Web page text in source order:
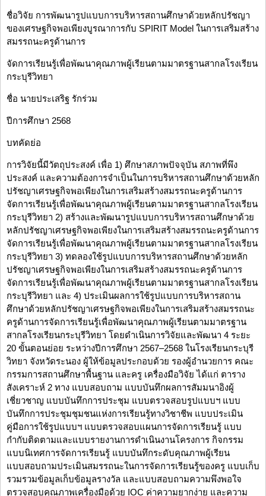
ชื่อวิจัย การพัฒนารูปแบบการบริหารสถานศึกษาด้วยหลักปรัชญา
ของเศรษฐกิจพอเพียงบูรณาการกับ SPIRIT Model ในการเสริมสร้าง
สมรรถนะครูด้านการ
จัดการเรียนรู้เพื่อพัฒนาคุณภาพผู้เรียนตามมาตรฐานสากลโรงเรียน
กระบุรีวิทยา
ชื่อ นายประเสริฐ รักร่วม
ปีการศึกษา 2568
บทคัดย่อ
การวิจัยนี้มีวัตถุประสงค์ เพื่อ 1) ศึกษาสภาพปัจจุบัน สภาพที่พึง
ประสงค์ และความต้องการจำเป็นในการบริหารสถานศึกษาด้วยหลัก
ปรัชญาเศรษฐกิจพอเพียงในการเสริมสร้างสมรรถนะครูด้านการ
จัดการเรียนรู้เพื่อพัฒนาคุณภาพผู้เรียนตามมาตรฐานสากลโรงเรียน
กระบุรีวิทยา 2) สร้างและพัฒนารูปแบบการบริหารสถานศึกษาด้วย
หลักปรัชญาเศรษฐกิจพอเพียงในการเสริมสร้างสมรรถนะครูด้านการ
จัดการเรียนรู้เพื่อพัฒนาคุณภาพผู้เรียนตามมาตรฐานสากลโรงเรียน
กระบุรีวิทยา 3) ทดลองใช้รูปแบบการบริหารสถานศึกษาด้วยหลัก
ปรัชญาเศรษฐกิจพอเพียงในการเสริมสร้างสมรรถนะครูด้านการ
จัดการเรียนรู้เพื่อพัฒนาคุณภาพผู้เรียนตามมาตรฐานสากลโรงเรียน
กระบุรีวิทยา และ 4) ประเมินผลการใช้รูปแบบการบริหารสถาน
ศึกษาด้วยหลักปรัชญาเศรษฐกิจพอเพียงในการเสริมสร้างสมรรถนะ
ครูด้านการจัดการเรียนรู้เพื่อพัฒนาคุณภาพผู้เรียนตามมาตรฐาน
สากลโรงเรียนกระบุรีวิทยา โดยดำเนินการวิจัยและพัฒนา 4 ระยะ
20 ขั้นตอนย่อย ระหว่างปีการศึกษา 2567–2568 ในโรงเรียนกระบุรี
วิทยา จังหวัดระนอง ผู้ให้ข้อมูลประกอบด้วย รองผู้อำนวยการ คณะ
กรรมการสถานศึกษาพื้นฐาน และครู เครื่องมือวิจัย ได้แก่ ตาราง
สังเคราะห์ 2 ทาง แบบสอบถาม แบบบันทึกผลการสัมมนาอิงผู้
เชี่ยวชาญ แบบบันทึกการประชุม แบบตรวจสอบรูปแบบฯ แบบ
บันทึกการประชุมชุมชนแห่งการเรียนรู้ทางวิชาชีพ แบบประเมิน
คู่มือการใช้รูปแบบฯ แบบตรวจสอบแผนการจัดการเรียนรู้ แบบ
กำกับติดตามและแบบรายงานการดำเนินงานโครงการ กิจกรรม
แบบนิเทศการจัดการเรียนรู้ แบบบันทึกระดับคุณภาพผู้เรียน
แบบสอบถามประเมินสมรรถนะในการจัดการเรียนรู้ของครู แบบเก็บ
รวมรวมข้อมูลเก็บข้อมูลรางวัล และแบบสอบถามความพึงพอใจ
ตรวจสอบคุณภาพเครื่องมือด้วย IOC ค่าความยากง่าย และความ